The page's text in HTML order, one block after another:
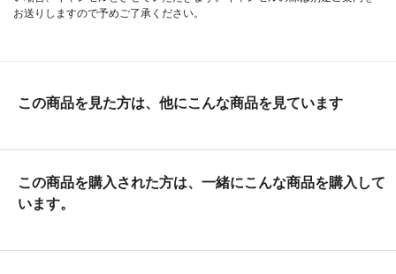
お送りしますので予めご了承ください。
この商品を見た方は、他にこんな商品を見ています
この商品を購入された方は、一緒にこんな商品を購入して
います。